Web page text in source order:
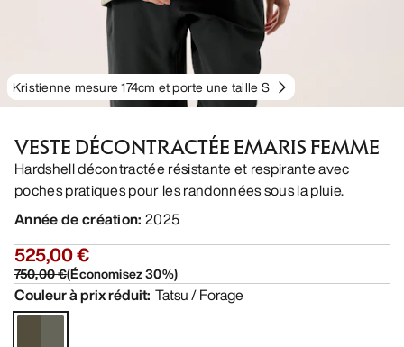
Kristienne mesure 174cm et porte une taille S
VESTE DÉCONTRACTÉE EMARIS FEMME
Hardshell décontractée résistante et respirante avec
poches pratiques pour les randonnées sous la pluie.
Année de création: 2025
525,00 €
750,00 €(Économisez30%)
Couleur à prix réduit: Tatsu / Forage